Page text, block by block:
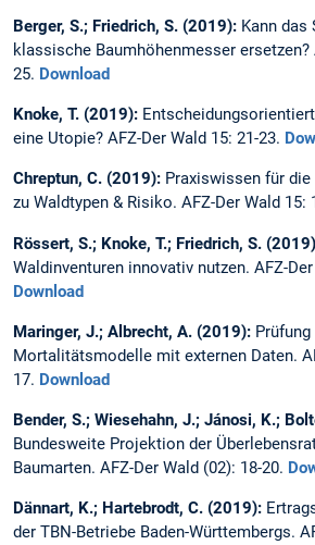
Berger, S.; Friedrich, S. (2019): Kann das
klassische Baumhöhenmesser ersetzen?
25. Download
Knoke, T. (2019):
eine Utopie? AFZ-Der Wald 15: 21-23.
Chreptun, C. (2019): Praxiswissen für
zu Waldtypen & Risiko. AFZ-Der Wald 15:
Rössert, S.; Knoke, T.; Friedrich, S.
Waldinventuren innovativ nutzen. AFZ-
Download
Maringer, J.; Albrecht, A. (2019):
Mortalitätsmodelle mit externen Daten.
17. Download
Bender, S.; Wiesehahn, J.; Jánosi, K.;
Bundesweite Projektion der
Baumarten. AFZ-Der Wald (02): 18-20.
Dännart, K.; Hartebrodt, C. (2019):
der TBN-Betriebe Baden-Württembergs.